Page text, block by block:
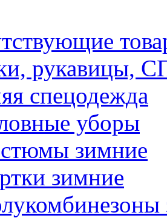
спецодежда
уборы
зимние
зимние